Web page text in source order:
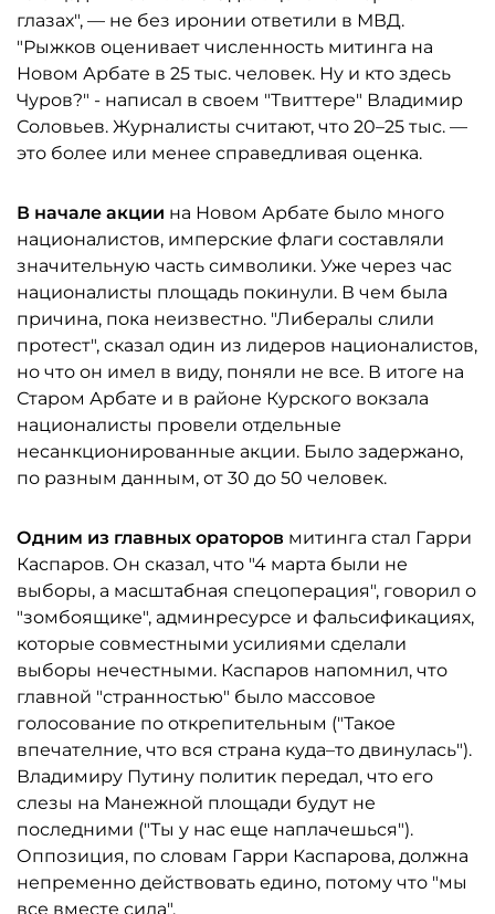
глазах", — не без иронии ответили в МВД.
"Рыжков оценивает численность митинга на
Новом Арбате в 25 тыс. человек. Ну и кто здесь
Чуров?" - написал в своем "Твиттере" Владимир
Соловьев. Журналисты считают, что 20–25 тыс. —
это более или менее справедливая оценка.
В начале акции на Новом Арбате было много
националистов, имперские флаги составляли
значительную часть символики. Уже через час
националисты площадь покинули. В чем была
причина, пока неизвестно. "Либералы слили
протест", сказал один из лидеров националистов,
но что он имел в виду, поняли не все. В итоге на
Старом Арбате и в районе Курского вокзала
националисты провели отдельные
несанкционированные акции. Было задержано,
по разным данным, от 30 до 50 человек.
Одним из главных ораторов митинга стал Гарри
Каспаров. Он сказал, что "4 марта были не
выборы, а масштабная спецоперация", говорил о
"зомбоящике", админресурсе и фальсификациях,
которые совместными усилиями сделали
выборы нечестными. Каспаров напомнил, что
главной "странностью" было массовое
голосование по открепительным ("Такое
впечателние, что вся страна куда–то двинулась").
Владимиру Путину политик передал, что его
слезы на Манежной площади будут не
последними ("Ты у нас еще наплачешься").
Оппозиция, по словам Гарри Каспарова, должна
непременно действовать едино, потому что "мы
все вместе сила".